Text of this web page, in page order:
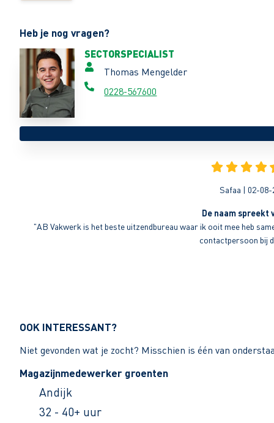
Heb je nog vragen?
SECTORSPECIALIST
Thomas Mengelder
0228-567600
Safaa | 02-08-
De naam spreekt
"AB Vakwerk is het beste uitzendbureau waar ik ooit mee heb
contactpersoon bij
OOK INTERESSANT?
Niet gevonden wat je zocht? Misschien is één van
Magazijnmedewerker groenten
Andijk
32 - 40+ uur